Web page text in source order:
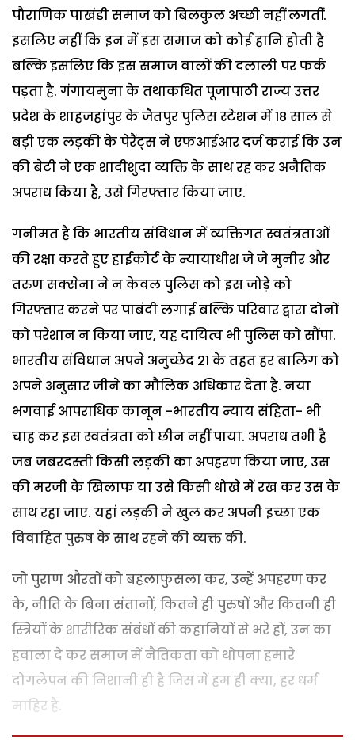
पौराणिक पाखंडी समाज को बिलकुल अच्छी नहीं लगतीं.
इसलिए नहीं कि इन में इस समाज को कोई हानि होती है
बल्कि इसलिए कि इस समाज वालों की दलाली पर फर्क
पड़ता है. गंगायमुना के तथाकथित पूजापाठी राज्य उत्तर
प्रदेश के शाहजहांपुर के जैतपुर पुलिस स्टेशन में 18 साल से
बड़ी एक लड़की के पेरैंट्स ने एफआईआर दर्ज कराई कि उन
की बेटी ने एक शादीशुदा व्यक्ति के साथ रह कर अनैतिक
अपराध किया है, उसे गिरफ्तार किया जाए.
गनीमत है कि भारतीय संविधान में व्यक्तिगत स्वतंत्रताओं
की रक्षा करते हुए हाईकोर्ट के न्यायाधीश जे जे मुनीर और
तरुण सक्सेना ने न केवल पुलिस को इस जोड़े को
गिरफ्तार करने पर पाबंदी लगाई बल्कि परिवार द्वारा दोनों
को परेशान न किया जाए, यह दायित्व भी पुलिस को सौंपा.
भारतीय संविधान अपने अनुच्छेद 21 के तहत हर बालिग को
अपने अनुसार जीने का मौलिक अधिकार देता है. नया
भगवाई आपराधिक कानून -भारतीय न्याय संहिता- भी
चाह कर इस स्वतंत्रता को छीन नहीं पाया. अपराध तभी है
जब जबरदस्ती किसी लड़की का अपहरण किया जाए, उस
की मरजी के खिलाफ या उसे किसी धोखे में रख कर उस के
साथ रहा जाए. यहां लड़की ने खुल कर अपनी इच्छा एक
विवाहित पुरुष के साथ रहने की व्यक्त की.
जो पुराण औरतों को बहलाफुसला कर, उन्हें अपहरण कर
के, नीति के बिना संतानों, कितने ही पुरुषों और कितनी ही
स्त्रियों के शारीरिक संबंधों की कहानियों से भरे हों, उन का
हवाला दे कर समाज में नैतिकता को थोपना हमारे
दोगलेपन की निशानी ही है जिस में हम ही क्या, हर धर्म
माहिर है.